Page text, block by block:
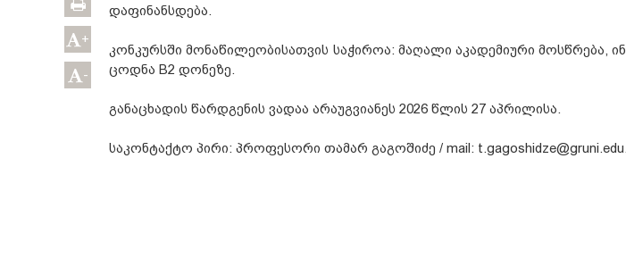
+
-
დაფინანსდება.
კონკურსში მონაწილეობისათვის საჭიროა: მაღალი აკადემიური მოსწრება,
ცოდნა B2 დონეზე.
განაცხადის წარდგენის ვადაა არაუგვიანეს 2026 წლის 27 აპრილისა.
საკონტაქტო პირი: პროფესორი თამარ გაგოშიძე / mail: